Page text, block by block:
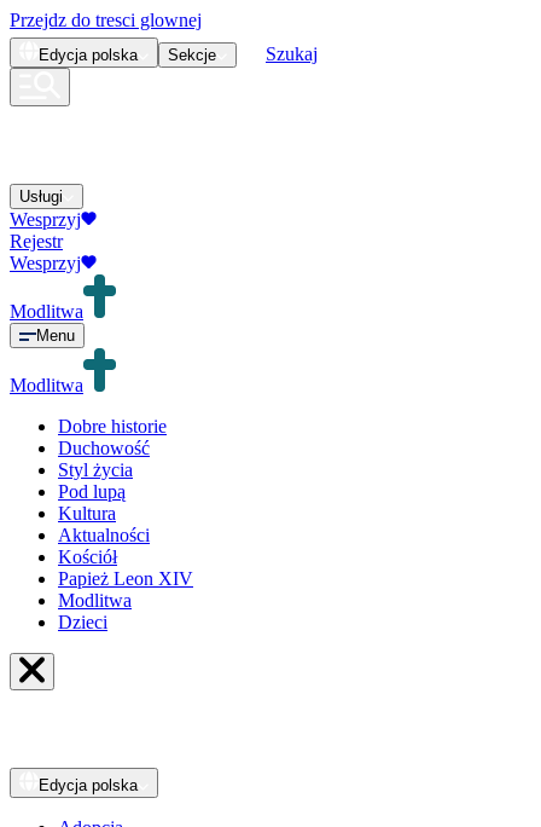
Przejdz do tresci glownej
Edycja polska Sekcje Szukaj
Usługi
Wesprzyj
Rejestr
Wesprzyj
Modlitwa
Menu
Modlitwa
Dobre historie
Duchowość
Styl życia
Pod lupą
Kultura
Aktualności
Kościół
Papież Leon XIV
Modlitwa
Dzieci
Edycja polska